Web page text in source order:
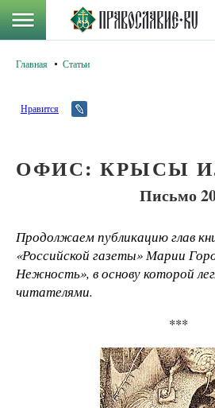
Главная Статьи
Нравится
ОФИС: КРЫСЫ
Письмо
Продолжаем публикацию глав
«Российской газеты» Марии
Нежность», в основу которой
читателями.
***